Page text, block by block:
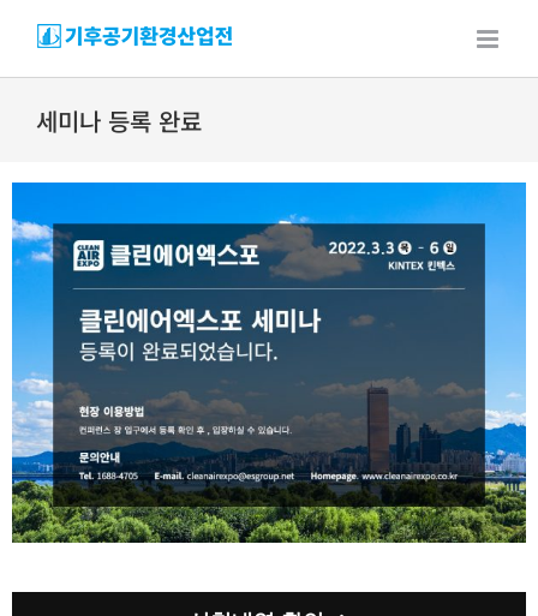
content
세미나 등록 완료